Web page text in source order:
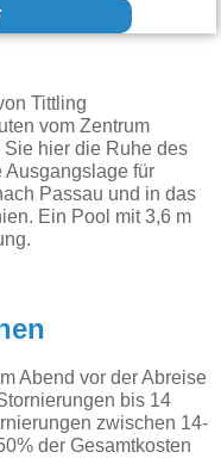
Tittling
vom Zentrum
hier die Ruhe des
Ausgangslage für
Passau und in das
Ein Pool mit 3,6 m
Abend vor der Abreise
bis 14
zwischen 14-
der Gesamtkosten